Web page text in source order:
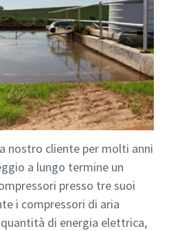
nostro cliente per molti anni
a lungo termine un
presso tre suoi
i compressori di aria
di energia elettrica,